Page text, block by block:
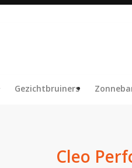
Gezichtbruiners
Cleo